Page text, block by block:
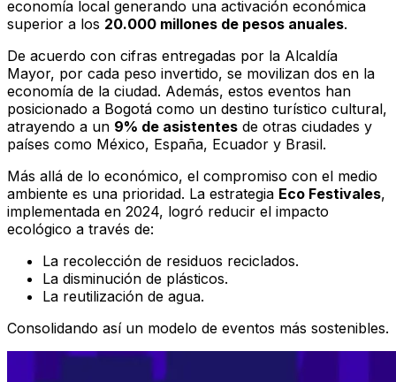
economía local generando una activación económica
superior a los 20.000 millones de pesos anuales.
De acuerdo con cifras entregadas por la Alcaldía
Mayor, por cada peso invertido, se movilizan dos en la
economía de la ciudad. Además, estos eventos han
posicionado a Bogotá como un destino turístico cultural,
atrayendo a un 9% de asistentes de otras ciudades y
países como México, España, Ecuador y Brasil.
Más allá de lo económico, el compromiso con el medio
ambiente es una prioridad. La estrategia Eco Festivales,
implementada en 2024, logró reducir el impacto
ecológico a través de:
La recolección de residuos reciclados.
La disminución de plásticos.
La reutilización de agua.
Consolidando así un modelo de eventos más sostenibles.